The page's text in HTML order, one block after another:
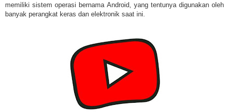
memiliki sistem operasi bernama Android, yang tentunya digunakan oleh
banyak perangkat keras dan elektronik saat ini.